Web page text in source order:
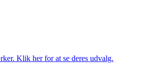
Klik her for at se deres udvalg.